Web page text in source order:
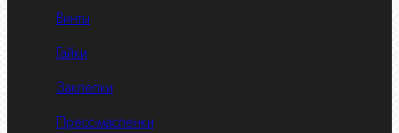
Винты
Гайки
Заклепки
Пресс-масленки